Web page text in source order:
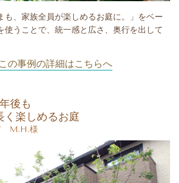
も、家族全員が楽しめるお庭に。」をベー
使うことで、統一感と広さ、奥行を出して
の事例の詳細はこちらへ
後も
く楽しめるお庭
M.H.様